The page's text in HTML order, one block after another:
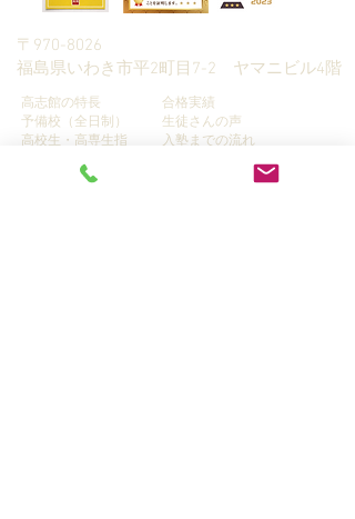
〒970-8026
​福島県いわき市平2町目7-2 ヤマニビル4階
高志館の特長
予備校（全日制）
高校生・高専生指
中学生指導
合格実績
生徒さんの声
入塾までの流れ
学習カウンセリング＆資料請